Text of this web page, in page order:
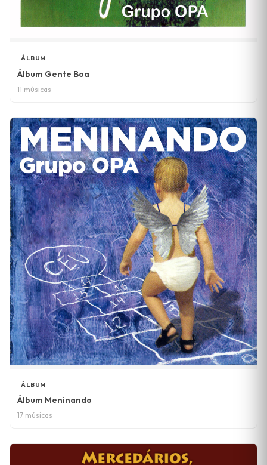
ÁLBUM
Álbum Gente Boa
11 músicas
ÁLBUM
Álbum Meninando
17 músicas